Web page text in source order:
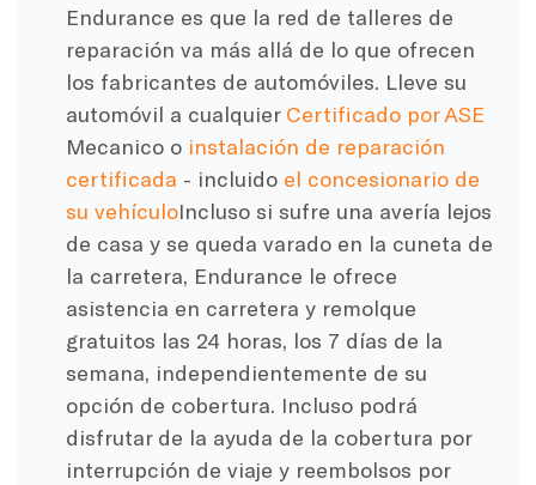
Endurance es que la red de talleres de
reparación va más allá de lo que ofrecen
los fabricantes de automóviles. Lleve su
automóvil a cualquierCertificado por ASE
Mecanico o instalación de reparación
certificada - incluido el concesionario de
su vehículoIncluso si sufre una avería lejos
de casa y se queda varado en la cuneta de
la carretera, Endurance le ofrece
asistencia en carretera y remolque
gratuitos las 24 horas, los 7 días de la
semana, independientemente de su
opción de cobertura. Incluso podrá
disfrutar de la ayuda de la cobertura por
interrupción de viaje y reembolsos por